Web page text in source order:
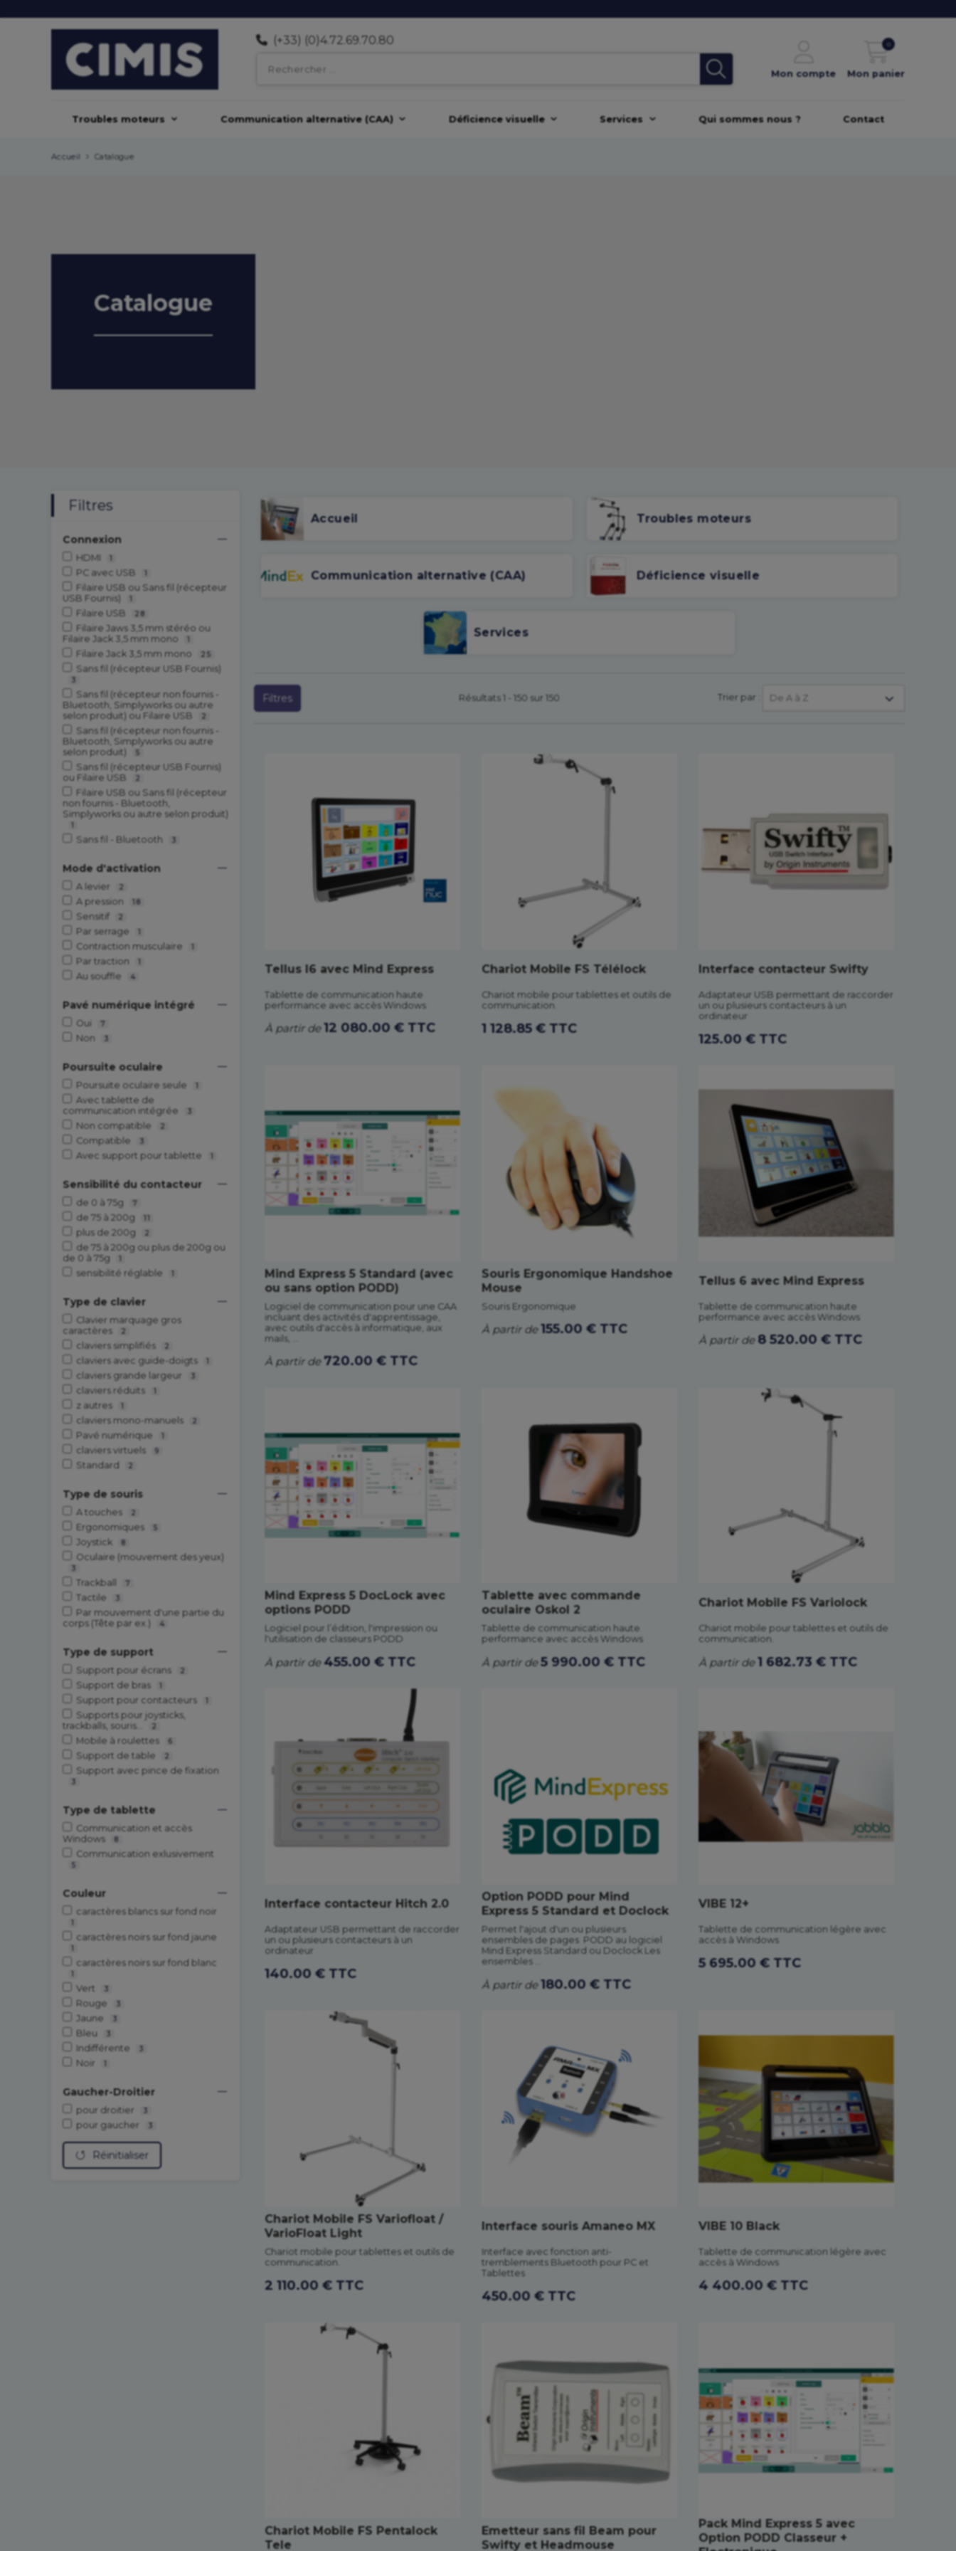
(+33) (0)4.72.69.70.80
Mon compte Mon panier
Troubles moteurs Communication alternative (CAA) Déficience visuelle Services Qui sommes nous ? Contact
Accueil Catalogue
Catalogue
Accueil Troubles moteurs
Communication alternative (CAA) Déficience visuelle
Services
Filtres Résultats 1 - 150 sur 150 Trier par : De A à Z
Tellus I6 avec Mind Express
Tablette de communication haute
performance avec accès Windows
À partir de12 080.00 € TTC
Chariot Mobile FS Télélock
Chariot mobile pour tablettes et outils de
communication.
1 128.85 € TTC
Interface contacteur Swifty
Adaptateur USB permettant de raccorder
un ou plusieurs contacteurs à un
ordinateur
125.00 € TTC
Mind Express 5 Standard (avec
ou sans option PODD)
Logiciel de communication pour une CAA
incluant des activités d'apprentissage,
avec outils d'accès à informatique, aux
mails, ...
À partir de720.00 € TTC
Souris Ergonomique Handshoe
Mouse
Souris Ergonomique
À partir de155.00 € TTC
Tellus 6 avec Mind Express
Tablette de communication haute
performance avec accès Windows
À partir de8 520.00 € TTC
Mind Express 5 DocLock avec
options PODD
Logiciel pour l’édition, l'impression ou
l'utilisation de classeurs PODD
À partir de455.00 € TTC
Tablette avec commande
oculaire Oskol 2
Tablette de communication haute
performance avec accès Windows
À partir de5 990.00 € TTC
Chariot Mobile FS Variolock
Chariot mobile pour tablettes et outils de
communication.
À partir de1 682.73 € TTC
Interface contacteur Hitch 2.0
Adaptateur USB permettant de raccorder
un ou plusieurs contacteurs à un
ordinateur
140.00 € TTC
Option PODD pour Mind
Express 5 Standard et Doclock
Permet l'ajout d'un ou plusieurs
ensembles de pages PODD au logiciel
Mind Express Standard ou Doclock Les
ensembles ...
À partir de180.00 € TTC
VIBE 12+
Tablette de communication légère avec
accès à Windows
5 695.00 € TTC
Chariot Mobile FS Variofloat /
VarioFloat Light
Chariot mobile pour tablettes et outils de
communication.
2 110.00 € TTC
Interface souris Amaneo MX
Interface avec fonction anti-
tremblements Bluetooth pour PC et
Tablettes
450.00 € TTC
VIBE 10 Black
Tablette de communication légère avec
accès à Windows
4 400.00 € TTC
Chariot Mobile FS Pentalock
Tele
Emetteur sans fil Beam pour
Swifty et Headmouse
Pack Mind Express 5 avec
Option PODD Classeur +
Filtres
Connexion
HDMI
PC avec USB
Filaire USB ou Sans fil (récepteur
USB Fournis)
Filaire USB 28
Filaire Jaws 3,5 mm stéréo ou
Filaire Jack 3,5 mm mono
Filaire Jack 3,5 mm mono 25
Sans fil (récepteur USB Fournis)
3
Sans fil (récepteur non fournis -
Bluetooth, Simplyworks ou autre
selon produit) ou Filaire USB
2
Sans fil (récepteur non fournis -
Bluetooth, Simplyworks ou autre
selon produit)
5
Sans fil (récepteur USB Fournis)
ou Filaire USB
2
Filaire USB ou Sans fil (récepteur
non fournis - Bluetooth,
Simplyworks ou autre selon produit)
Sans fil - Bluetooth 3
Mode d'activation
A levier 2
A pression 18
Sensitif 2
Par serrage
Contraction musculaire
Par traction
Au souffle 4
Pavé numérique intégré
Oui 7
Non 3
Poursuite oculaire
Poursuite oculaire seule
Avec tablette de
communication intégrée
3
Non compatible 2
Compatible 3
Avec support pour tablette
Sensibilité du contacteur
de 0 à 75g 7
de 75 à 200g
plus de 200g 2
de 75 à 200g ou plus de 200g ou
de 0 à 75g
sensibilité réglable
Type de clavier
Clavier marquage gros
caractères
2
claviers simplifiés 2
claviers avec guide-doigts
claviers grande largeur 3
claviers réduits
z autres
claviers mono-manuels 2
Pavé numérique
claviers virtuels 9
Standard 2
Type de souris
A touches 2
Ergonomiques 5
Joystick 8
Oculaire (mouvement des yeux)
3
Trackball 7
Tactile 3
Par mouvement d'une partie du
corps (Tête par ex.)
4
Type de support
Support pour écrans 2
Support de bras
Support pour contacteurs
Supports pour joysticks,
trackballs, souris...
2
Mobile à roulettes 6
Support de table 2
Support avec pince de fixation
3
Type de tablette
Communication et accès
Windows
8
Communication exlusivement
5
Couleur
caractères blancs sur fond noir
caractères noirs sur fond jaune
caractères noirs sur fond blanc
Vert 3
Rouge 3
Jaune 3
Bleu 3
Indifférente 3
Noir
Gaucher-Droitier
pour droitier 3
pour gaucher 3
Réinitialiser